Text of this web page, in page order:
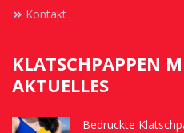
Kontakt
KLATSCHPAPPEN
AKTUELLES
Bedruckte